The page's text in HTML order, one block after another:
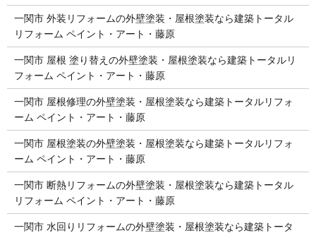
一関市 外装リフォームの外壁塗装・屋根塗装なら建築トータル
リフォーム ペイント・アート・藤原
一関市 屋根 塗り替えの外壁塗装・屋根塗装なら建築トータルリ
フォーム ペイント・アート・藤原
一関市 屋根修理の外壁塗装・屋根塗装なら建築トータルリフォ
ーム ペイント・アート・藤原
一関市 屋根塗装の外壁塗装・屋根塗装なら建築トータルリフォ
ーム ペイント・アート・藤原
一関市 断熱リフォームの外壁塗装・屋根塗装なら建築トータル
リフォーム ペイント・アート・藤原
一関市 水回りリフォームの外壁塗装・屋根塗装なら建築トータ